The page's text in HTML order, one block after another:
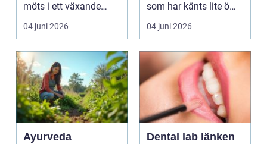
möts i ett växande
intresse för fotot...
04 juni 2026
som har känts lite öm
kan plötsligt göra så
on...
04 juni 2026
Ayurveda
Dental lab länken